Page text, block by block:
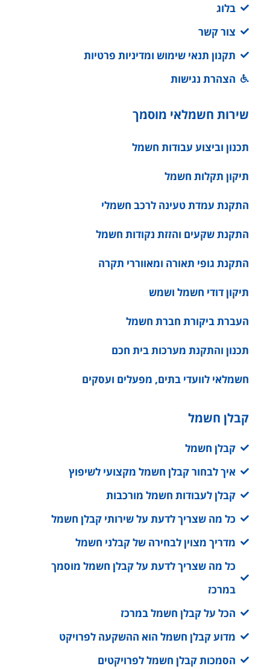
בלוג
צור קשר
תקנון תנאי שימוש ומדיניות פרטיות
הצהרת נגישות
שירות חשמלאי מוסמך
תכנון וביצוע עבודות חשמל
תיקון תקלות חשמל
התקנת עמדת טעינה לרכב חשמלי
התקנת שקעים והזזת נקודות חשמל
התקנת גופי תאורה ומאווררי תקרה
תיקון דודי חשמל ושמש
העברת ביקורת חברת חשמל
תכנון והתקנת מערכות בית חכם
חשמלאי לוועדי בתים, מפעלים ועסקים
קבלן חשמל
קבלן חשמל
איך לבחור קבלן חשמל מקצועי לשיפוץ
קבלן לעבודות חשמל מורכבות
כל מה שצריך לדעת על שירותי קבלן חשמל
מדריך מצוין לבחירה של קבלני חשמל
כל מה שצריך לדעת על קבלן חשמל מוסמך
במרכז
הכל על קבלן חשמל במרכז
מדוע קבלן חשמל הוא ההשקעה לפרויקט
הסמכות קבלן חשמל לפרויקטים